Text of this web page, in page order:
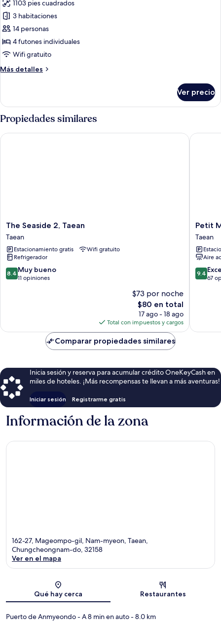
fotos
de
Habitación
básica,
3
habitaciones
(Reservation
the
entire
pension)
1103 pies cuadrados
3 habitaciones
14 personas
4 futones individuales
Wifi gratuito
Más detalles
Más
básica,
3
habitaciones
(Reservation
for
Ver precio
Propiedades similares
The
Seaside
2,
Taean
Taean
The Seaside 2, Taean
Taean
Estacionamiento gratis
Wifi gratuito
Refrigerador
8.4
de
8.4 Muy bueno
11 opiniones
$73 por noche
El
precio
actual
es
de
$80
$80 en total
17 ago - 18 ago
Total con impuestos y cargos
The Seaside 2, Taean
Petit
Maison
Pension
Taean
Petit
Taean
Aire
9.4
de
9.4
67
Petit
Comparar propiedades similares
Inicia sesión y reserva para acumular crédito OneKeyCash en
miles de hoteles. ¡Más recompensas te llevan a más aventuras!
Iniciar sesión Registrarme gratis
Información de la zona
162-27, Mageompo-gil, Nam-myeon, Taean,
Chungcheongnam-do, 32158
Ver en el mapa
Qué hay cerca Restaurantes
Puerto de Anmyeondo- A 8 min en auto- 8.0 km